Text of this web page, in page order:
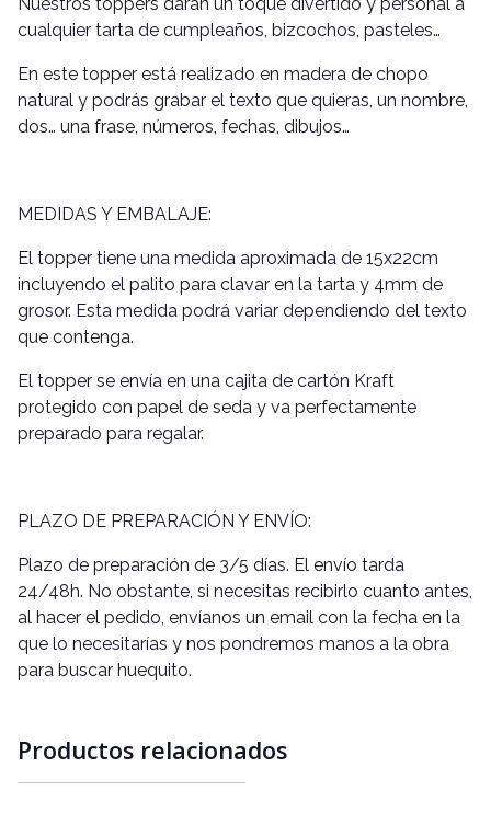
cualquier tarta de cumpleaños, bizcochos, pasteles…
En este topper está realizado en madera de chopo
natural y podrás grabar el texto que quieras, un nombre,
dos… una frase, números, fechas, dibujos…
MEDIDAS Y EMBALAJE:
El topper tiene una medida aproximada de 15x22cm
incluyendo el palito para clavar en la tarta y 4mm de
grosor. Esta medida podrá variar dependiendo del texto
que contenga.
El topper se envía en una cajita de cartón Kraft
protegido con papel de seda y va perfectamente
preparado para regalar.
PLAZO DE PREPARACIÓN Y ENVÍO:
Plazo de preparación de 3/5 días. El envío tarda
24/48h. No obstante, si necesitas recibirlo cuanto antes,
al hacer el pedido, envíanos un email con la fecha en la
que lo necesitarías y nos pondremos manos a la obra
para buscar huequito.
Productos relacionados